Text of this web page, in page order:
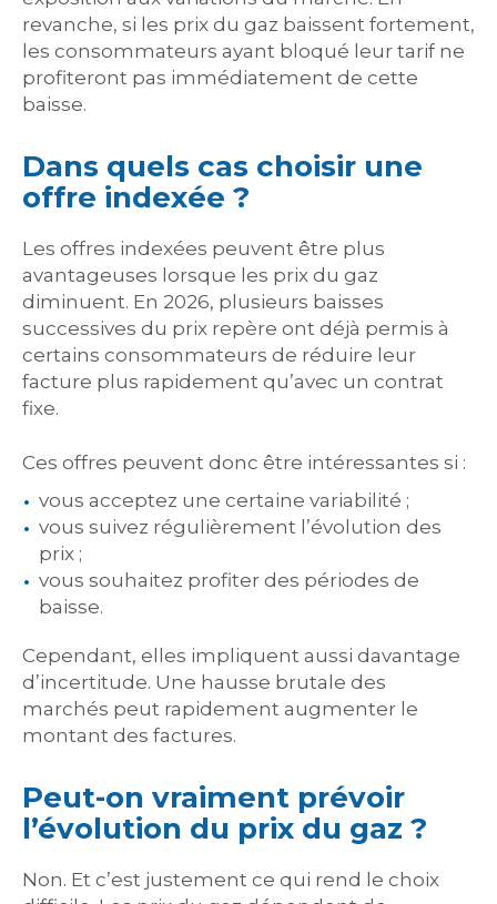
revanche, si les prix du gaz baissent fortement,
les consommateurs ayant bloqué leur tarif ne
profiteront pas immédiatement de cette
baisse.
Dans quels cas choisir une
offre indexée ?
Les offres indexées peuvent être plus
avantageuses lorsque les prix du gaz
diminuent. En 2026, plusieurs baisses
successives du prix repère ont déjà permis à
certains consommateurs de réduire leur
facture plus rapidement qu’avec un contrat
fixe.
Ces offres peuvent donc être intéressantes si :
vous acceptez une certaine variabilité ;
vous suivez régulièrement l’évolution des
prix ;
vous souhaitez profiter des périodes de
baisse.
Cependant, elles impliquent aussi davantage
d’incertitude. Une hausse brutale des
marchés peut rapidement augmenter le
montant des factures.
Peut-on vraiment prévoir
l’évolution du prix du gaz ?
Non. Et c’est justement ce qui rend le choix